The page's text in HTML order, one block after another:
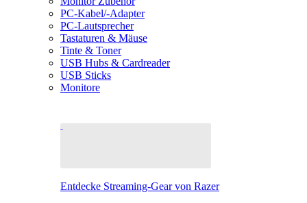
PC-Kabel/-Adapter
PC-Lautsprecher
Tastaturen & Mäuse
Tinte & Toner
USB Hubs & Cardreader
USB Sticks
Monitore
Entdecke Streaming-Gear von Razer